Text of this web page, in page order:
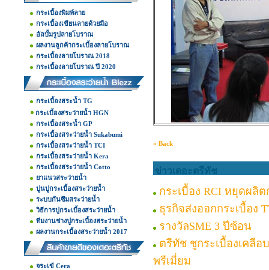
กระเบื้องพิมพ์ลาย
กระเบื้องเขียนลายด้วยมือ
อัลบั้มรูปลายโบราณ
ผลงานลูกค้ากระเบื้องลายโบราณ
กระเบื้องลายโบราณ 2018
กระเบื้องลายโบราณ ปี 2020
กระเบื้องสระน้ำ TG
กระเบื้องสระว่ายน้ำ HGN
กระเบื้องสระน้ำ GP
กระเบื้องสระว่ายน้ำ Sukabumi
กระเบื้องสระว่ายน้ำ TCI
กระเบื้องสระว่ายน้ำ Kera
กระเบื้องสระว่ายน้ำ Cotto
ยาแนวสระว่ายน้ำ
ปูนปูกระเบื้องสระว่ายน้ำ
ระบบกันซึมสระว่ายน้ำ
วิธีการปูกระเบื้องสระว่ายน้ำ
ทีมงานช่างปูกระเบื้องสระว่ายน้ำ
ผลงานกระเบื้องสระว่ายน้ำ 2017
จระเข้ Cera
« Back
ข่าวเดอะตรีทัช
กระเบื้อง RCI หยุดผลิต
ธุรกิจส่งออกกระเบื้อง
รางวัลSME 3 ปีซ้อน
ตรีทัช ชูกระเบื้องเคลื
พรีเมี่ยม